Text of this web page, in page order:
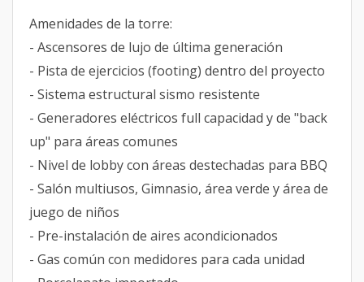
Amenidades de la torre:
- Ascensores de lujo de última generación
- Pista de ejercicios (footing) dentro del proyecto
- Sistema estructural sismo resistente
- Generadores eléctricos full capacidad y de "back
up" para áreas comunes
- Nivel de lobby con áreas destechadas para BBQ
- Salón multiusos, Gimnasio, área verde y área de
juego de niños
- Pre-instalación de aires acondicionados
- Gas común con medidores para cada unidad